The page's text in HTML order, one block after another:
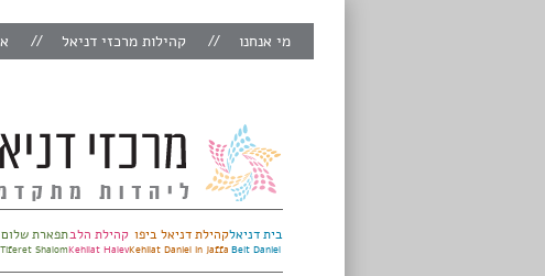
מי אנחנו קהילות מרכזי דניאל
בית דניאל
Beit Daniel
קהילת דניאל ביפו
Kehilat Daniel in Jaffa
קהילת הלב
Kehilat Halev
תפארת שלום
Tiferet Shalom